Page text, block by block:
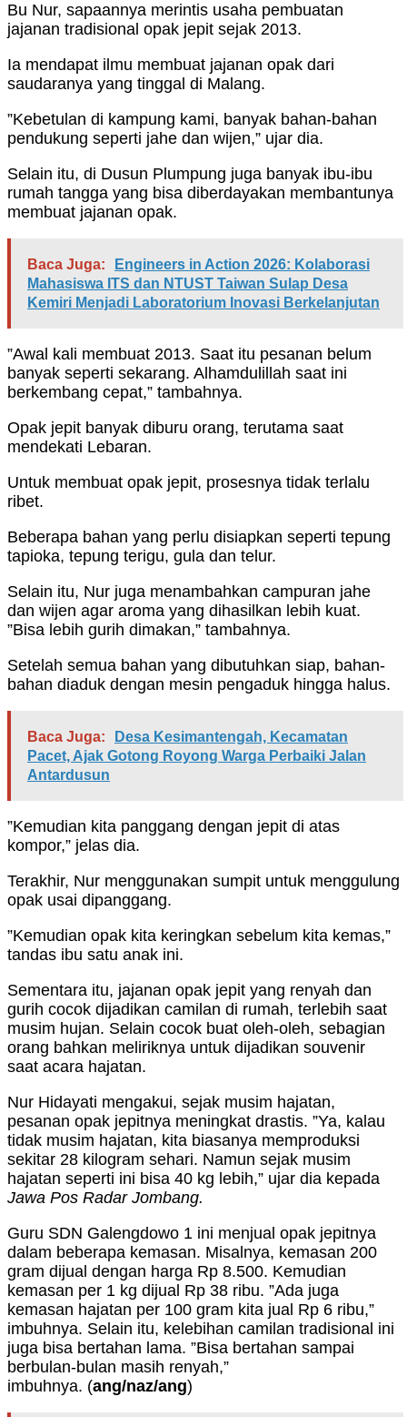
Bu Nur, sapaannya merintis usaha pembuatan
jajanan tradisional opak jepit sejak 2013.
Ia mendapat ilmu membuat jajanan opak dari
saudaranya yang tinggal di Malang.
”Kebetulan di kampung kami, banyak bahan-bahan
pendukung seperti jahe dan wijen,” ujar dia.
Selain itu, di Dusun Plumpung juga banyak ibu-ibu
rumah tangga yang bisa diberdayakan membantunya
membuat jajanan opak.
Baca Juga:
Engineers in Action 2026: Kolaborasi
Mahasiswa ITS dan NTUST Taiwan Sulap Desa
Kemiri Menjadi Laboratorium Inovasi Berkelanjutan
”Awal kali membuat 2013. Saat itu pesanan belum
banyak seperti sekarang. Alhamdulillah saat ini
berkembang cepat,” tambahnya.
Opak jepit banyak diburu orang, terutama saat
mendekati Lebaran.
Untuk membuat opak jepit, prosesnya tidak terlalu
ribet.
Beberapa bahan yang perlu disiapkan seperti tepung
tapioka, tepung terigu, gula dan telur.
Selain itu, Nur juga menambahkan campuran jahe
dan wijen agar aroma yang dihasilkan lebih kuat.
”Bisa lebih gurih dimakan,” tambahnya.
Setelah semua bahan yang dibutuhkan siap, bahan-
bahan diaduk dengan mesin pengaduk hingga halus.
Baca Juga:
Desa Kesimantengah, Kecamatan
Pacet, Ajak Gotong Royong Warga Perbaiki Jalan
Antardusun
”Kemudian kita panggang dengan jepit di atas
kompor,” jelas dia.
Terakhir, Nur menggunakan sumpit untuk menggulung
opak usai dipanggang.
”Kemudian opak kita keringkan sebelum kita kemas,”
tandas ibu satu anak ini.
Sementara itu, jajanan opak jepit yang renyah dan
gurih cocok dijadikan camilan di rumah, terlebih saat
musim hujan. Selain cocok buat oleh-oleh, sebagian
orang bahkan meliriknya untuk dijadikan souvenir
saat acara hajatan.
Nur Hidayati mengakui, sejak musim hajatan,
pesanan opak jepitnya meningkat drastis. ”Ya, kalau
tidak musim hajatan, kita biasanya memproduksi
sekitar 28 kilogram sehari. Namun sejak musim
hajatan seperti ini bisa 40 kg lebih,” ujar dia kepada
Jawa Pos Radar Jombang.
Guru SDN Galengdowo 1 ini menjual opak jepitnya
dalam beberapa kemasan. Misalnya, kemasan 200
gram dijual dengan harga Rp 8.500. Kemudian
kemasan per 1 kg dijual Rp 38 ribu. ”Ada juga
kemasan hajatan per 100 gram kita jual Rp 6 ribu,”
imbuhnya. Selain itu, kelebihan camilan tradisional ini
juga bisa bertahan lama. ”Bisa bertahan sampai
berbulan-bulan masih renyah,”
imbuhnya. (ang/naz/ang)